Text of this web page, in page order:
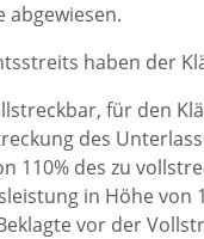
abgewiesen.
haben der
für den
des
110% des zu
in Höhe
vor der